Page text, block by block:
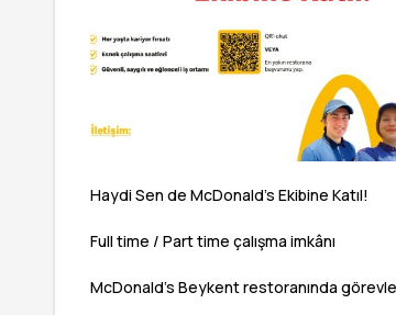
Haydi Sen de McDonald’s Ekibine Katıl!
Full time / Part time çalışma imkânı
McDonald’s Beykent restoranında